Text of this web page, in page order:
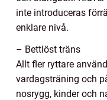
inte introduceras
enklare nivå.
– Bettlöst träns
Allt fler ryttare
vardagsträning och
nosrygg, kinder och